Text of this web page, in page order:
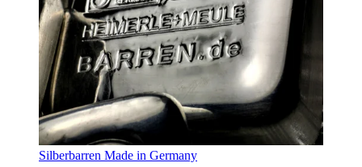
Silberbarren Made in Germany